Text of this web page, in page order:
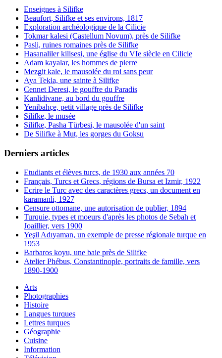
Enseignes à Silifke
Beaufort, Silifke et ses environs, 1817
Exploration archéologique de la Cilicie
Tokmar kalesi (Castellum Novum), près de Silifke
Pasli, ruines romaines près de Silifke
Hasanaliler kilisesi, une église du VIe siècle en Cilicie
Adam kayalar, les hommes de pierre
Mezgit kale, le mausolée du roi sans peur
Aya Tekla, une sainte à Silifke
Cennet Deresi, le gouffre du Paradis
Kanlidivane, au bord du gouffre
Yenibahçe, petit village près de Silifke
Silifke, le musée
Silifke, Pasha Türbesi, le mausolée d'un saint
De Silifke à Mut, les gorges du Goksu
Derniers articles
Etudiants et élèves turcs, de 1930 aux années 70
Français, Turcs et Grecs, régions de Bursa et Izmir, 1922
Ecrire le Turc avec des caractères grecs, un document en
karamanli, 1927
Censure ottomane, une autorisation de publier, 1894
Turquie, types et moeurs d'après les photos de Sebah et
Joaillier, vers 1900
Yeşil Adıyaman, un exemple de presse régionale turque en
1953
Barbaros koyu, une baie près de Silifke
Atelier Phébus, Constantinople, portraits de famille, vers
1890-1900
Arts
Photographies
Histoire
Langues turques
Lettres turques
Géographie
Cuisine
Information